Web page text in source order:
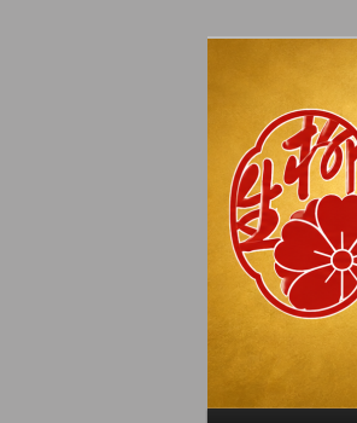
奈
季節
れに